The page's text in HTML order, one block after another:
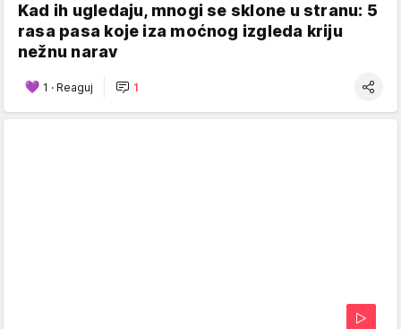
Kad ih ugledaju, mnogi se sklone u stranu: 5
rasa pasa koje iza moćnog izgleda kriju
nežnu narav
1 · Reaguj 1